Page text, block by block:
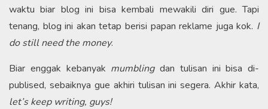
waktu biar blog ini bisa kembali mewakili diri gue. Tapi
tenang, blog ini akan tetap berisi papan reklame juga kok. I
do still need the money.
Biar enggak kebanyak mumblingdan tulisan ini bisa di-
publised, sebaiknya gue akhiri tulisan ini segera. Akhir kata,
let’s keep writing, guys!